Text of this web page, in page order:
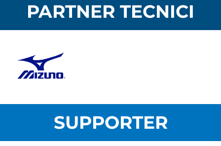
PARTNER TECNICI
SUPPORTER